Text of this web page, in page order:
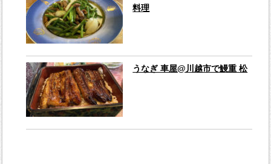
料理
うなぎ 車屋@川越市で鰻重 松